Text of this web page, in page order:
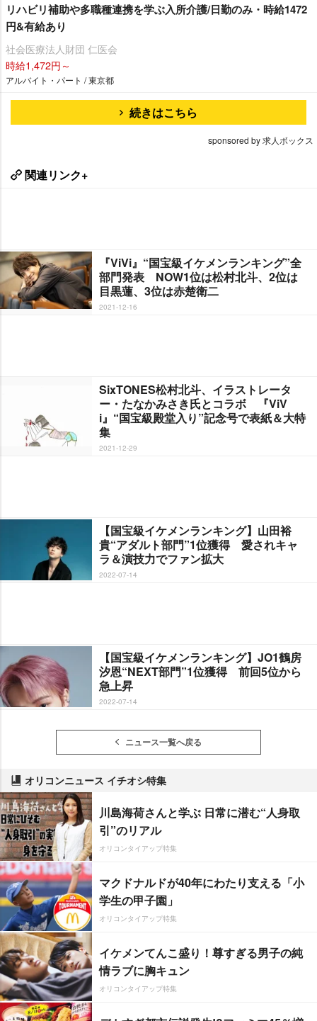
リハビリ補助や多職種連携を学ぶ入所介護/日勤のみ・時給1472
円&有給あり
社会医療法人財団 仁医会
時給1,472円～
アルバイト・パート / 東京都
続きはこちら
sponsored by 求人ボックス
関連リンク+
『ViVi』“国宝級イケメンランキング”全
部門発表 NOW1位は松村北斗、2位は
目黒蓮、3位は赤楚衛二
2021-12-16
SixTONES松村北斗、イラストレータ
ー・たなかみさき氏とコラボ 『ViV
i』“国宝級殿堂入り”記念号で表紙＆大特
集
2021-12-29
【国宝級イケメンランキング】山田裕
貴“アダルト部門”1位獲得 愛されキャ
ラ＆演技力でファン拡大
2022-07-14
【国宝級イケメンランキング】JO1鶴房
汐恩“NEXT部門”1位獲得 前回5位から
急上昇
2022-07-14
ニュース一覧へ戻る
オリコンニュース イチオシ特集
川島海荷さんと学ぶ 日常に潜む“人身取
引”のリアル
オリコンタイアップ特集
マクドナルドが40年にわたり支える「小
学生の甲子園」
オリコンタイアップ特集
イケメンてんこ盛り！尊すぎる男子の純
情ラブに胸キュン
オリコンタイアップ特集